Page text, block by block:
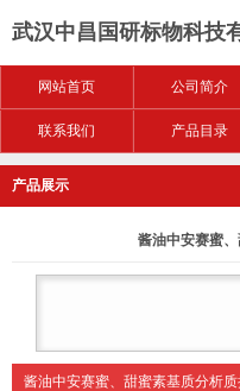
武汉中昌国研标物科技
网站首页 公司简介
联系我们 产品目录
产品展示
酱油中安赛蜜
酱油中安赛蜜、甜蜜素基质分析质